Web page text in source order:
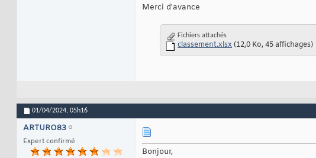
Merci d'avance
Fichiers attachés
classement.xlsx(12,0 Ko, 45 affichages)
01/04/2024, 05h16
ARTURO83
Expert confirmé
Bonjour,